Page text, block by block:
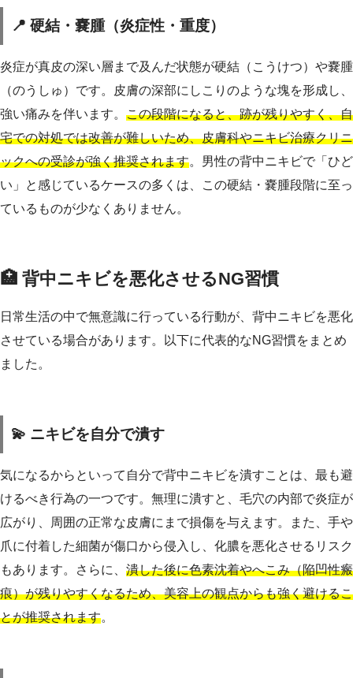
📍 硬結・嚢腫（炎症性・重度）
炎症が真皮の深い層まで及んだ状態が硬結（こうけつ）や嚢腫
（のうしゅ）です。皮膚の深部にしこりのような塊を形成し、
強い痛みを伴います。 この段階になると、跡が残りやすく、自
宅での対処では改善が難しいため、皮膚科やニキビ治療クリニ
ックへの受診が強く推奨されます。男性の背中ニキビで「ひど
い」と感じているケースの多くは、この硬結・嚢腫段階に至っ
ているものが少なくありません。
🏥 背中ニキビを悪化させるNG習慣
日常生活の中で無意識に行っている行動が、背中ニキビを悪化
させている場合があります。以下に代表的なNG習慣をまとめ
ました。
💫 ニキビを自分で潰す
気になるからといって自分で背中ニキビを潰すことは、最も避
けるべき行為の一つです。無理に潰すと、毛穴の内部で炎症が
広がり、周囲の正常な皮膚にまで損傷を与えます。また、手や
爪に付着した細菌が傷口から侵入し、化膿を悪化させるリスク
もあります。さらに、 潰した後に色素沈着やへこみ（陥凹性瘢
痕）が残りやすくなるため、美容上の観点からも強く避けるこ
とが推奨されます。